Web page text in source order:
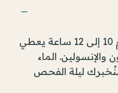
−
لمعظم تحاليل الدم، نعم — صيام 10 إلى 12 ساعة يعطي
الماء
ليلة الفحص